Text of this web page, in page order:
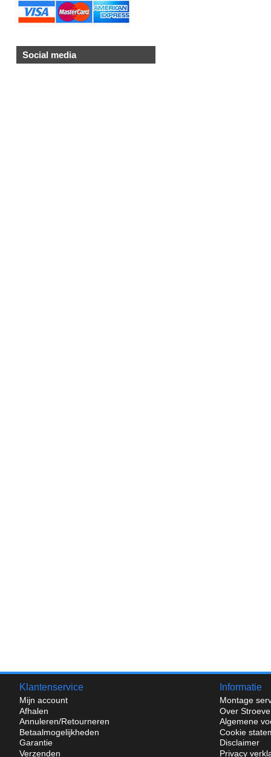
Social media
Klantenservice
Mijn account
Afhalen
Annuleren/Retourneren
Betaalmogelijkheden
Garantie
Verzenden
Informatie
Montage
Over
Algemene
Cookie
Disclaimer
Privacy